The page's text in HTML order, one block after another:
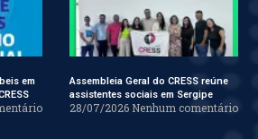
em
Assembleia Geral do CRESS reúne
assistentes sociais em Sergipe
28/07/2026 Nenhum comentário